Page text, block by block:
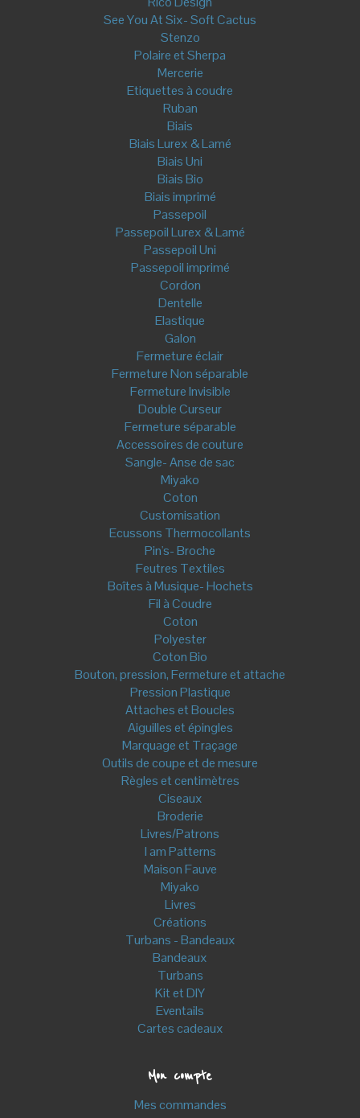
See You At Six- Soft Cactus
Stenzo
Polaire et Sherpa
Mercerie
Etiquettes à coudre
Ruban
Biais
Biais Lurex & Lamé
Biais Uni
Biais Bio
Biais imprimé
Passepoil
Passepoil Lurex & Lamé
Passepoil Uni
Passepoil imprimé
Cordon
Dentelle
Elastique
Galon
Fermeture éclair
Fermeture Non séparable
Fermeture Invisible
Double Curseur
Fermeture séparable
Accessoires de couture
Sangle- Anse de sac
Miyako
Coton
Customisation
Ecussons Thermocollants
Pin's- Broche
Feutres Textiles
Boîtes à Musique- Hochets
Fil à Coudre
Coton
Polyester
Coton Bio
Bouton, pression, Fermeture et attache
Pression Plastique
Attaches et Boucles
Aiguilles et épingles
Marquage et Traçage
Outils de coupe et de mesure
Règles et centimètres
Ciseaux
Broderie
Livres/Patrons
I am Patterns
Maison Fauve
Miyako
Livres
Créations
Turbans - Bandeaux
Bandeaux
Turbans
Kit et DIY
Eventails
Cartes cadeaux
Mon compte
Mes commandes